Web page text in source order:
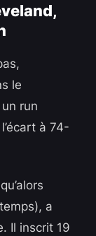
le
run
à 74-
a
Il inscrit 19